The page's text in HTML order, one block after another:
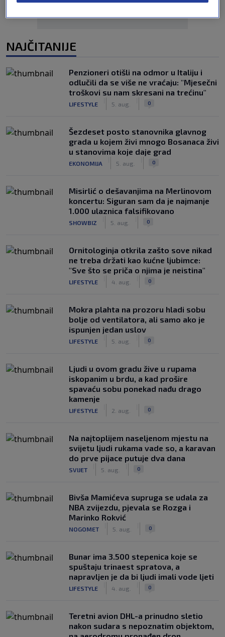
NAJČITANIJE
Penzioneri otišli na odmor u Italiju i
odlučili da se više ne vraćaju: "Mjesečni
troškovi su nam skresani na trećinu"
LIFESTYLE 5. aug. 0
Šezdeset posto stanovnika glavnog
grada u kojem živi mnogo Bosanaca živi
u stanovima koje daje grad
EKONOMIJA 5. aug. 0
Misirlić o dešavanjima na Merlinovom
koncertu: Siguran sam da je najmanje
1.000 ulaznica falsifikovano
SHOWBIZ 5. aug. 0
Ornitologinja otkrila zašto sove nikad
ne treba držati kao kućne ljubimce:
"Sve što se priča o njima je neistina"
LIFESTYLE 4. aug. 0
Mokra plahta na prozoru hladi sobu
bolje od ventilatora, ali samo ako je
ispunjen jedan uslov
LIFESTYLE 5. aug. 0
Ljudi u ovom gradu žive u rupama
iskopanim u brdu, a kad prošire
spavaću sobu ponekad nađu drago
kamenje
LIFESTYLE 2. aug. 0
Na najtoplijem naseljenom mjestu na
svijetu ljudi rukama vade so, a karavan
do prve pijace putuje dva dana
SVIJET 5. aug. 0
Bivša Mamićeva supruga se udala za
NBA zvijezdu, pjevala se Rozga i
Marinko Rokvić
NOGOMET 5. aug. 0
Bunar imа 3.500 stepenica koje se
spuštaju trinaest spratova, a
napravljen je da bi ljudi imali vode ljeti
LIFESTYLE 4. aug. 0
Teretni avion DHL-a prinudno sletio
nakon sudara s nepoznatim objektom,